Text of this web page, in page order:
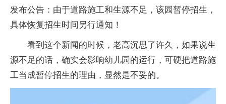
发布公告：由于道路施工和生源不足，该园暂停招生，
具体恢复招生时间另行通知！
看到这个新闻的时候，老高沉思了许久，如果说生
源不足的话，确实会影响幼儿园的运行，可硬把道路施
工当成暂停招生的理由，显然是不妥的。